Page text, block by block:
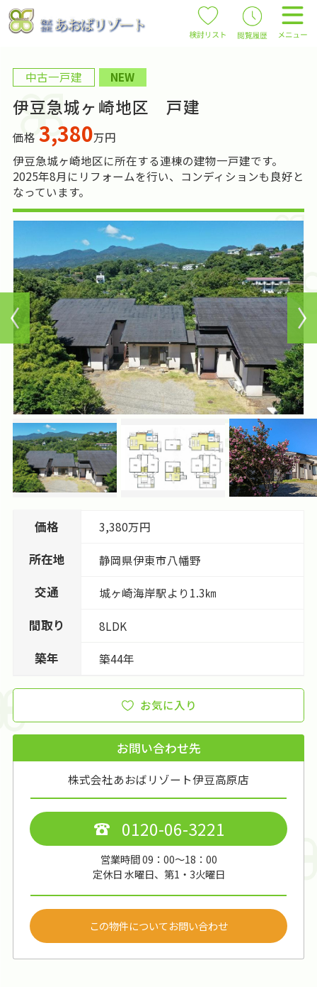
中古一戸建 NEW
伊豆急城ヶ崎地区 戸建
価格 3,380万円
伊豆急城ヶ崎地区に所在する連棟の建物一戸建です。
2025年8月にリフォームを行い、コンディションも良好と
なっています。
価格 3,380万円
所在地 静岡県伊東市八幡野
交通 城ヶ崎海岸駅より1.3㎞
間取り 8LDK
築年 築44年
お気に入り
お問い合わせ先
株式会社あおばリゾート伊豆高原店
0120-06-3221
営業時間 09：00～18：00
定休日 水曜日、第1・3火曜日
この物件についてお問い合わせ